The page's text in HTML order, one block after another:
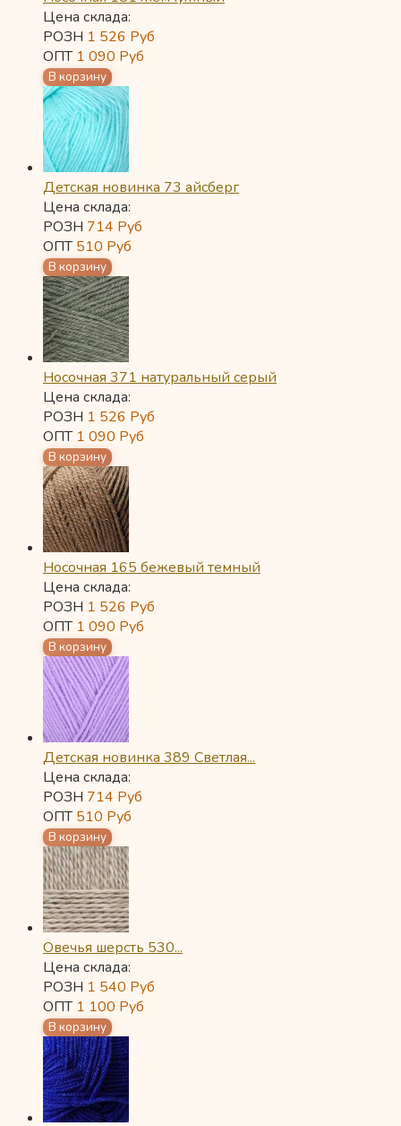
Цена склада:
РОЗН 1 526 Руб
ОПТ 1 090 Руб
Детская новинка 73 айсберг
Цена склада:
РОЗН 714 Руб
ОПТ510 Руб
Носочная 371 натуральный серый
Цена склада:
РОЗН 1 526 Руб
ОПТ 1 090 Руб
Носочная 165 бежевый темный
Цена склада:
РОЗН 1 526 Руб
ОПТ 1 090 Руб
Детская новинка 389 Светлая...
Цена склада:
РОЗН 714 Руб
ОПТ510 Руб
Овечья шерсть 530...
Цена склада:
РОЗН 1 540 Руб
ОПТ 1 100 Руб